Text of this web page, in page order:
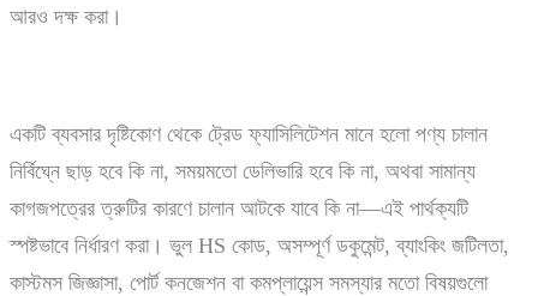
আরও দক্ষ করা।
একটি ব্যবসার দৃষ্টিকোণ থেকে ট্রেড ফ্যাসিলিটেশন মানে হলো পণ্য চালান
নির্বিঘ্নে ছাড় হবে কি না, সময়মতো ডেলিভারি হবে কি না, অথবা সামান্য
কাগজপত্রের ত্রুটির কারণে চালান আটকে যাবে কি না—এই পার্থক্যটি
স্পষ্টভাবে নির্ধারণ করা। ভুল HS কোড, অসম্পূর্ণ ডকুমেন্ট, ব্যাংকিং জটিলতা,
কাস্টমস জিজ্ঞাসা, পোর্ট কনজেশন বা কমপ্লায়েন্স সমস্যার মতো বিষয়গুলো